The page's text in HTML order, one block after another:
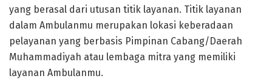
yang berasal dari utusan titik layanan. Titik layanan
dalam Ambulanmu merupakan lokasi keberadaan
pelayanan yang berbasis Pimpinan Cabang/Daerah
Muhammadiyah atau lembaga mitra yang memiliki
layanan Ambulanmu.